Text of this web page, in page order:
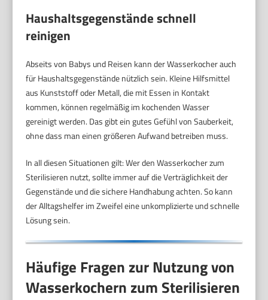
Haushaltsgegenstände schnell
reinigen
Abseits von Babys und Reisen kann der Wasserkocher auch
für Haushaltsgegenstände nützlich sein. Kleine Hilfsmittel
aus Kunststoff oder Metall, die mit Essen in Kontakt
kommen, können regelmäßig im kochenden Wasser
gereinigt werden. Das gibt ein gutes Gefühl von Sauberkeit,
ohne dass man einen größeren Aufwand betreiben muss.
In all diesen Situationen gilt: Wer den Wasserkocher zum
Sterilisieren nutzt, sollte immer auf die Verträglichkeit der
Gegenstände und die sichere Handhabung achten. So kann
der Alltagshelfer im Zweifel eine unkomplizierte und schnelle
Lösung sein.
Häufige Fragen zur Nutzung von
Wasserkochern zum Sterilisieren